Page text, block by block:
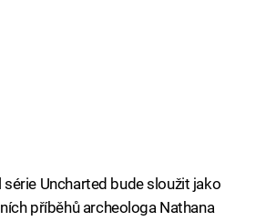
série Uncharted bude sloužit jako
příběhů archeologa Nathana